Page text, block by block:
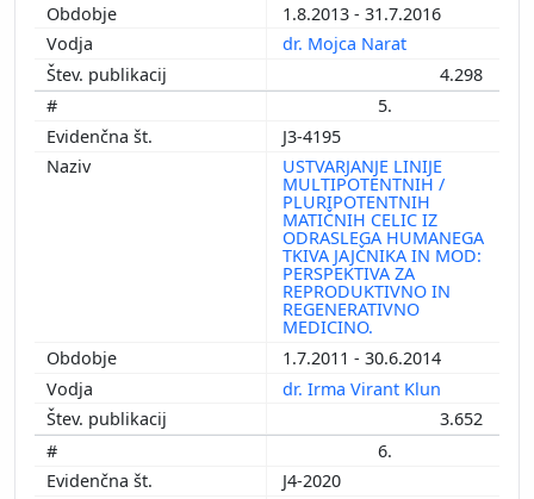
1.8.2013 - 31.7.2016
dr. Mojca Narat
4.298
5.
J3-4195
USTVARJANJE LINIJE
MULTIPOTENTNIH /
PLURIPOTENTNIH
MATIČNIH CELIC IZ
ODRASLEGA HUMANEGA
TKIVA JAJČNIKA IN MOD:
PERSPEKTIVA ZA
REPRODUKTIVNO IN
REGENERATIVNO
MEDICINO.
1.7.2011 - 30.6.2014
dr. Irma Virant Klun
3.652
6.
J4-2020